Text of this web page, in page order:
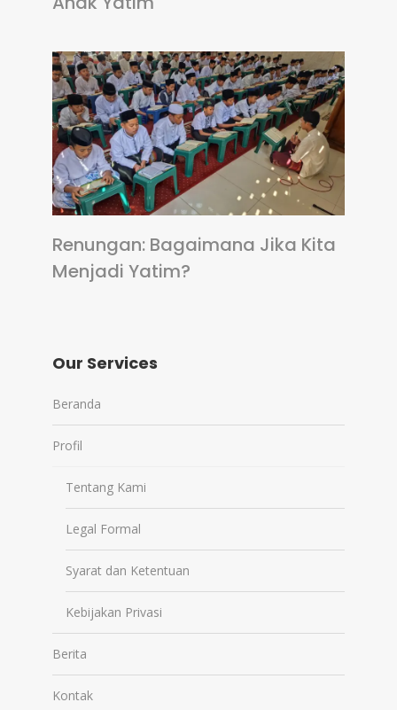
Renungan: Bagaimana Jika Kita
Menjadi Yatim?
Our Services
Beranda
Profil
Tentang Kami
Legal Formal
Syarat dan Ketentuan
Kebijakan Privasi
Berita
Kontak